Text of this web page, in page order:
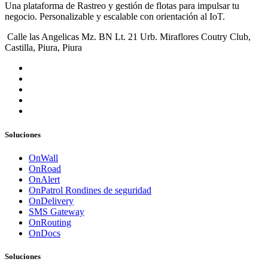
Una plataforma de Rastreo y gestión de flotas para impulsar tu
negocio. Personalizable y escalable con orientación al IoT.
Calle las Angelicas Mz. BN Lt. 21 Urb. Miraflores Coutry Club,
Castilla, Piura, Piura
Soluciones
OnWall
OnRoad
OnAlert
OnPatrol Rondines de seguridad
OnDelivery
SMS Gateway
OnRouting
OnDocs
Soluciones